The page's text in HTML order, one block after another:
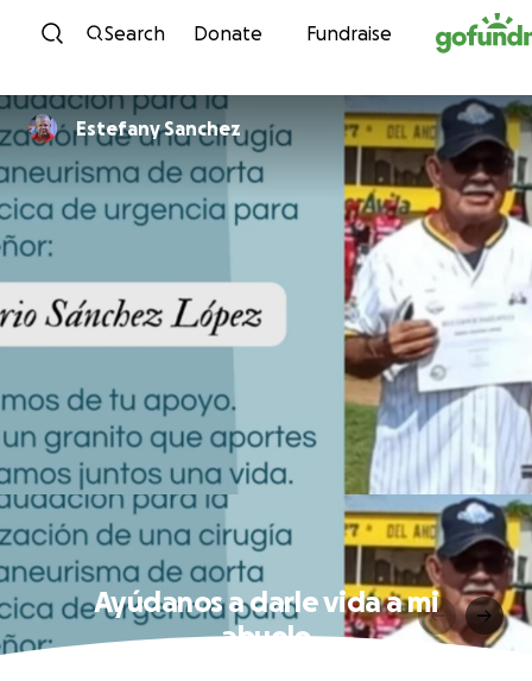
Skip to content
Search Donate Fundraise
Estefany Sanchez
Ayúdanos a darle vida a mi
abuelo